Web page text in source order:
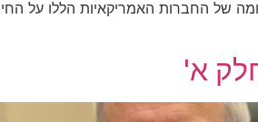
של החברות האמריקאיות הללו על
א'